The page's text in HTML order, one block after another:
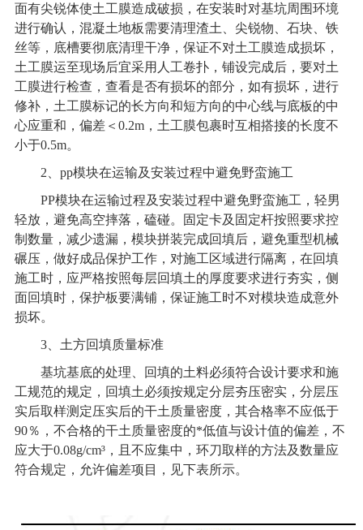
面有尖锐体使土工膜造成破损，在安装时对基坑周围环境
进行确认，混凝土地板需要清理渣土、尖锐物、石块、铁
丝等，底槽要彻底清理干净，保证不对土工膜造成损坏，
土工膜运至现场后宜采用人工卷扑，铺设完成后，要对土
工膜进行检查，查看是否有损坏的部分，如有损坏，进行
修补，土工膜标记的长方向和短方向的中心线与底板的中
心应重和，偏差＜0.2m，土工膜包裹时互相搭接的长度不
小于0.5m。
2 、pp模块在运输及安装过程中避免野蛮施工
PP模块在运输过程及安装过程中避免野蛮施工，轻男
轻放，避免高空摔落，磕碰。固定卡及固定杆按照要求控
制数量，减少遗漏，模块拼装完成回填后，避免重型机械
碾压，做好成品保护工作，对施工区域进行隔离，在回填
施工时，应严格按照每层回填土的厚度要求进行夯实，侧
面回填时，保护板要满铺，保证施工时不对模块造成意外
损坏。
3、土方回填质量标准
基坑基底的处理、回填的土料必须符合设计要求和施
工规范的规定，回填土必须按规定分层夯压密实，分层压
实后取样测定压实后的干土质量密度，其合格率不应低于
90％，不合格的干土质量密度的*低值与设计值的偏差，不
应大于0.08g/cm³，且不应集中，环刀取样的方法及数量应
符合规定，允许偏差项目，见下表所示。